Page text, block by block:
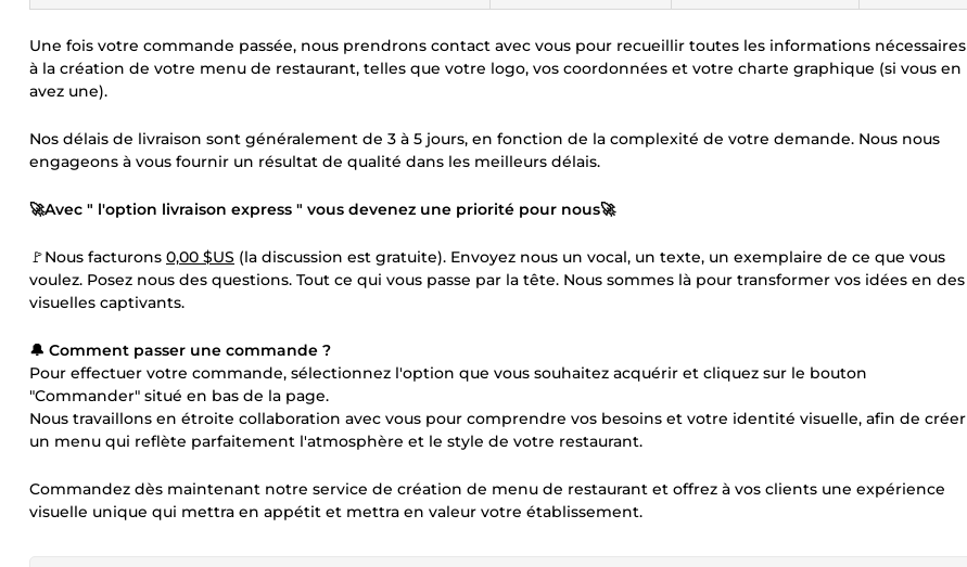
Une fois votre commande passée, nous prendrons contact avec vous pour recueillir toutes les informations nécessaires
à la création de votre menu de restaurant, telles que votre logo, vos coordonnées et votre charte graphique (si vous en
avez une).
Nos délais de livraison sont généralement de 3 à 5 jours, en fonction de la complexité de votre demande. Nous nous
engageons à vous fournir un résultat de qualité dans les meilleurs délais.
🚀Avec " l'option livraison express " vous devenez une priorité pour nous🚀
🚩Nous facturons 0,00 $US (la discussion est gratuite). Envoyez nous un vocal, un texte, un exemplaire de ce que vous
voulez. Posez nous des questions. Tout ce qui vous passe par la tête. Nous sommes là pour transformer vos idées en des
visuelles captivants.
🔔 Comment passer une commande ?
Pour effectuer votre commande, sélectionnez l'option que vous souhaitez acquérir et cliquez sur le bouton
"Commander" situé en bas de la page.
Nous travaillons en étroite collaboration avec vous pour comprendre vos besoins et votre identité visuelle, afin de créer
un menu qui reflète parfaitement l'atmosphère et le style de votre restaurant.
Commandez dès maintenant notre service de création de menu de restaurant et offrez à vos clients une expérience
visuelle unique qui mettra en appétit et mettra en valeur votre établissement.